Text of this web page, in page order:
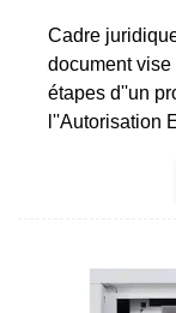
Cadre
document
étapes d''un
l''Autorisation